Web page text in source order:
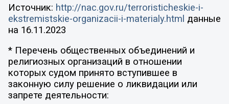
Источник: http://nac.gov.ru/terroristicheskie-i-
ekstremistskie-organizacii-i-materialy.html данные
на 16.11.2023
* Перечень общественных объединений и
религиозных организаций в отношении
которых судом принято вступившее в
законную силу решение о ликвидации или
запрете деятельности: